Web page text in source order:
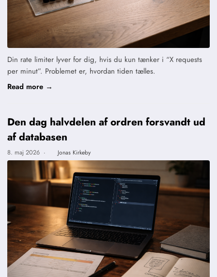
Din rate limiter lyver for dig, hvis du kun tænker i “X requests
per minut”. Problemet er, hvordan tiden tælles.
Read more →
Den dag halvdelen af ordren forsvandt ud
af databasen
8. maj 2026 · Jonas Kirkeby